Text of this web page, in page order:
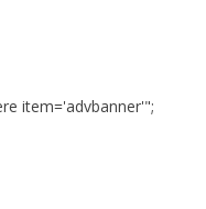
item='advbanner'";